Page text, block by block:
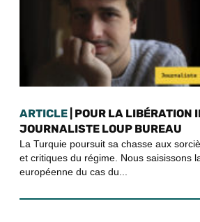
ARTICLE | POUR LA LIBÉRATION
JOURNALISTE LOUP BUREAU
La Turquie poursuit sa chasse aux
et critiques du régime. Nous saisissons
européenne du cas du...